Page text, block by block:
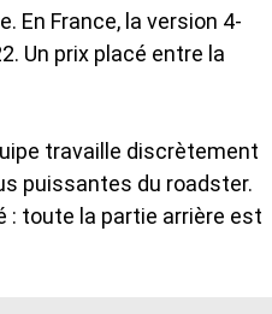
En France, la version 4-
Un prix placé entre la
travaille discrètement
puissantes du roadster.
: toute la partie arrière est